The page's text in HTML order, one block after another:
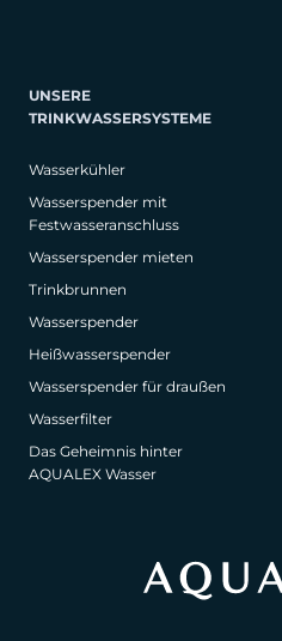
UNSERE
TRINKWASSERSYSTEME
Wasserkühler
Wasserspender mit
Festwasseranschluss
Wasserspender mieten
Trinkbrunnen
Wasserspender
Heißwasserspender
Wasserspender für draußen
Wasserfilter
Das Geheimnis hinter
AQUALEX Wasser